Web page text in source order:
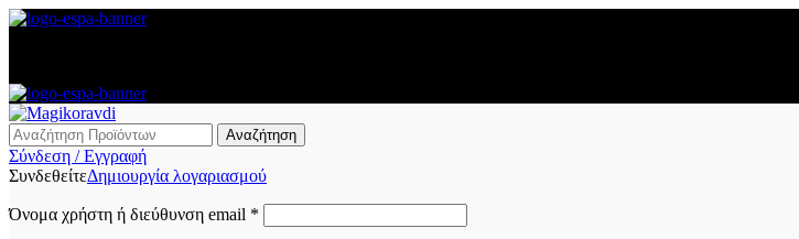
Αναζήτηση
Σύνδεση / Εγγραφή
ΣυνδεθείτεΔημιουργία λογαριασμού
Όνομα χρήστη ή διεύθυνση email *